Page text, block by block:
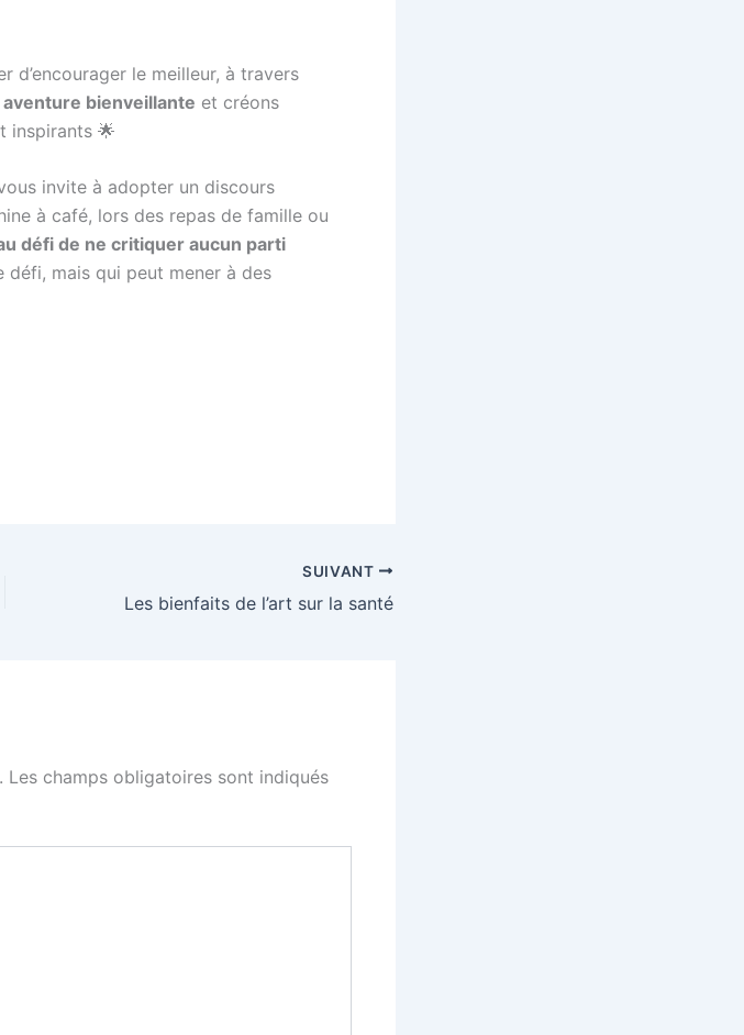
le meilleur, à travers
bienveillante et créons
inspirants 🌟
invite à adopter un discours
à café, lors des repas de famille ou
défi de ne critiquer aucun parti
défi, mais qui peut mener à des
SUIVANT
Les bienfaits de l’art sur la santé
Les champs obligatoires sont indiqués